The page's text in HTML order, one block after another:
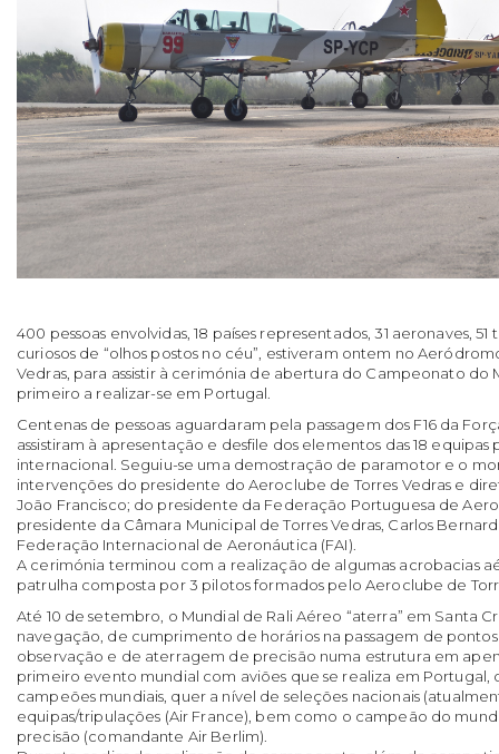
400 pessoas envolvidas, 18 países representados, 31 aeronaves,
curiosos de “olhos postos no céu”, estiveram ontem no
Vedras, para assistir à cerimónia de abertura do Campeonato do
primeiro a realizar-se em Portugal.
Centenas de pessoas aguardaram pela passagem dos F16 da
assistiram à apresentação e desfile dos elementos das 18
internacional. Seguiu-se uma demostração de paramotor e o
intervenções do presidente do Aeroclube de Torres Vedras e
João Francisco; do presidente da Federação Portuguesa de
presidente da Câmara Municipal de Torres Vedras, Carlos
Federação Internacional de Aeronáutica (FAI).
A cerimónia terminou com a realização de algumas acrobacias
patrulha composta por 3 pilotos formados pelo Aeroclube de
Até 10 de setembro, o Mundial de Rali Aéreo “aterra” em Santa
navegação, de cumprimento de horários na passagem de
observação e de aterragem de precisão numa estrutura em
primeiro evento mundial com aviões que se realiza em Portugal,
campeões mundiais, quer a nível de seleções nacionais
equipas/tripulações (Air France), bem como o campeão do
precisão (comandante Air Berlim).